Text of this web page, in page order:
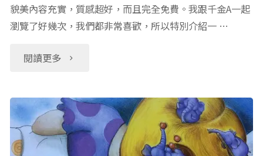
版
虎：
老
虎
貌美內容充實，質感超好，而且完全免費。我跟千金A一起
瀏覽了好幾次，我們都非常喜歡，所以特別介紹一 …
閱讀更多
"免
玩
遊